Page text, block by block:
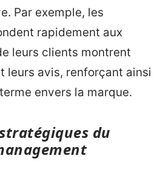
Par exemple, les
rapidement aux
leurs clients montrent
leurs avis, renforçant ainsi
envers la marque.
du